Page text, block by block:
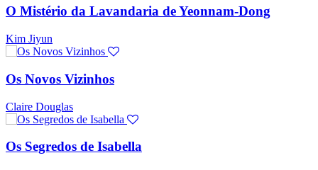
O Mistério da Lavandaria de Yeonnam-Dong
Kim Jiyun
Os Novos Vizinhos
Claire Douglas
Os Segredos de Isabella